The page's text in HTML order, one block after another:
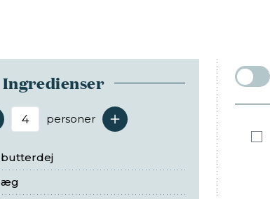
Ingredienser
Antal serveringer
personer
butterdej
æg